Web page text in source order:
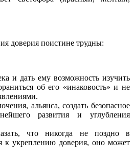
доверия поистине трудны:
и дать ему возможность изучить
об его «инаковость» и не
альянса, создать безопасное
развития и углубления
что никогда не поздно в
к укреплению доверия, оно может